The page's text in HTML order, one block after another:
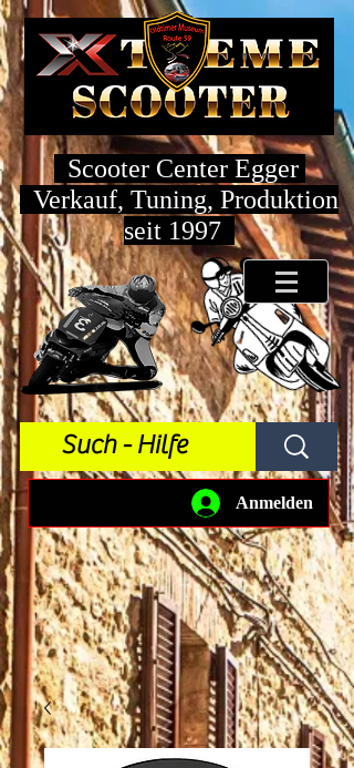
Scooter Center Egger
Verkauf, Tuning, Produktion
seit 1997
Anmelden